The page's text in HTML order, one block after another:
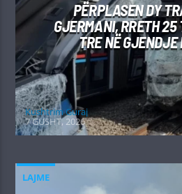
PËRPLASEN DY
GJERMANI, RRETH 25
TRE NË GJENDJE
Kushtrim Guraj
7 GUSHT, 2026
LAJME